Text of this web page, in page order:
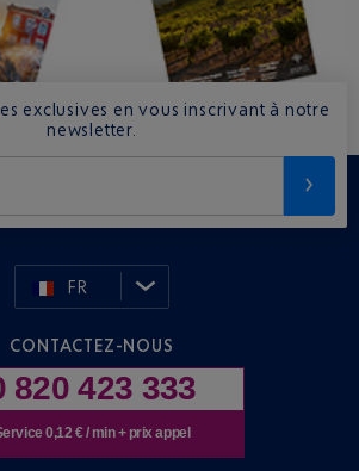
exclusives en vous inscrivant à notre
newsletter.
FR
CONTACTEZ-NOUS
820 423 333
0,12 € / min + prix appel